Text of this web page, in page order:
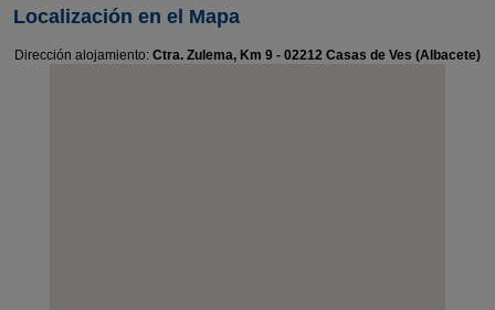
Localización en el Mapa
Dirección alojamiento: Ctra. Zulema, Km 9 - 02212 Casas de Ves (Albacete)